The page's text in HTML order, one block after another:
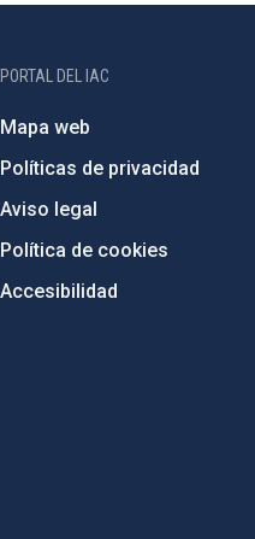
PORTAL DEL IAC
Mapa web
Políticas de privacidad
Aviso legal
Política de cookies
Accesibilidad